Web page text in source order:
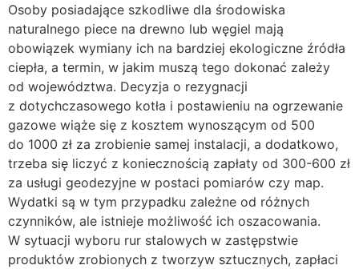
Osoby posiadające szkodliwe dla środowiska
naturalnego piece na drewno lub węgiel mają
obowiązek wymiany ich na bardziej ekologiczne źródła
ciepła, a termin, w jakim muszą tego dokonać zależy
od województwa. Decyzja o rezygnacji
z dotychczasowego kotła i postawieniu na ogrzewanie
gazowe wiąże się z kosztem wynoszącym od 500
do 1000 zł za zrobienie samej instalacji, a dodatkowo,
trzeba się liczyć z koniecznością zapłaty od 300-600 zł
za usługi geodezyjne w postaci pomiarów czy map.
Wydatki są w tym przypadku zależne od różnych
czynników, ale istnieje możliwość ich oszacowania.
W sytuacji wyboru rur stalowych w zastępstwie
produktów zrobionych z tworzyw sztucznych, zapłaci